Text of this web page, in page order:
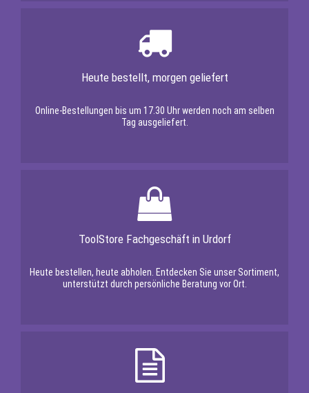
Heute bestellt, morgen geliefert
Online-Bestellungen bis um 17.30 Uhr werden noch am selben
Tag ausgeliefert.
ToolStore Fachgeschäft in Urdorf
Heute bestellen, heute abholen. Entdecken Sie unser Sortiment,
unterstützt durch persönliche Beratung vor Ort.